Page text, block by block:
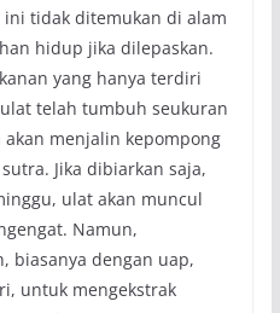
ini tidak ditemukan di alam
hidup jika dilepaskan.
yang hanya terdiri
telah tumbuh seukuran
menjalin kepompong
Jika dibiarkan saja,
ulat akan muncul
Namun,
biasanya dengan uap,
untuk mengekstrak